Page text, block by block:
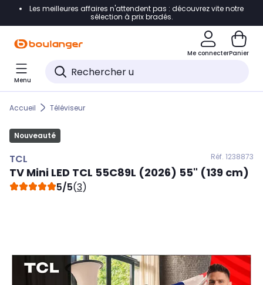
Accéder directement à la navigation
Accéder directement au pied de page
Accéder directement au chatbot
Les meilleures affaires n'attendent pas : découvrez vite notre
sélection à prix bradés.
Me connecterPanier
Menu
Accueil Téléviseur
Nouveauté
TCL Réf. 1238873
TV Mini LED TCL 55C89L (2026) 55" (139 cm)
5/5(3)